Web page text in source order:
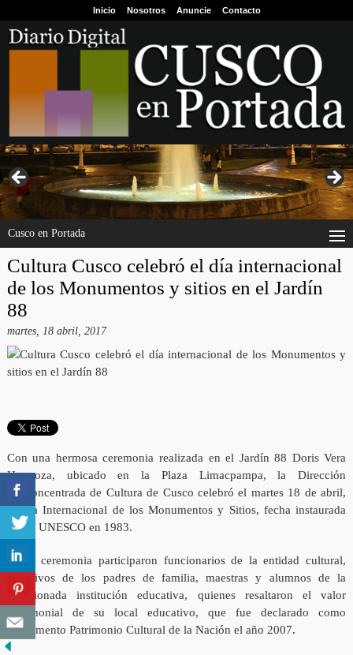
Inicio Nosotros Anuncie Contacto
Cusco en Portada
Cultura Cusco celebró el día internacional
de los Monumentos y sitios en el Jardín
88
martes, 18 abril, 2017
Con una hermosa ceremonia realizada en el Jardín 88 Doris Vera
Hermoza, ubicado en la Plaza Limacpampa, la Dirección
Desconcentrada de Cultura de Cusco celebró el martes 18 de abril,
el Día Internacional de los Monumentos y Sitios, fecha instaurada
por la UNESCO en 1983.
En la ceremonia participaron funcionarios de la entidad cultural,
directivos de los padres de familia, maestras y alumnos de la
mencionada institución educativa, quienes resaltaron el valor
patrimonial de su local educativo, que fue declarado como
monumento Patrimonio Cultural de la Nación el año 2007.